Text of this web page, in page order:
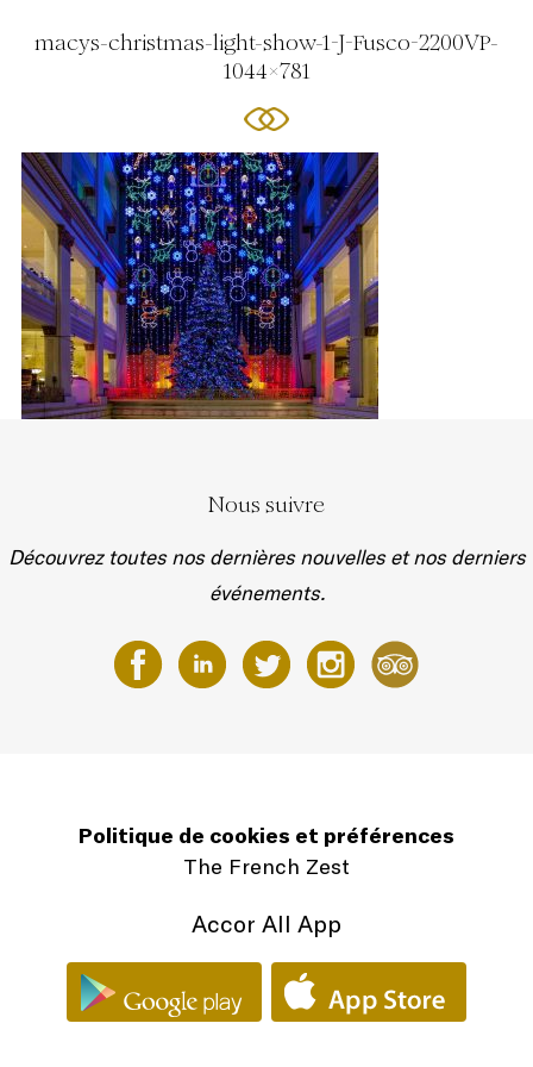
macys-christmas-light-show-1-J-Fusco-2200VP-
1044x781
Nous suivre
Découvrez toutes nos dernières nouvelles et nos derniers
événements.
Politique de cookies et préférences
The French Zest
Accor All App